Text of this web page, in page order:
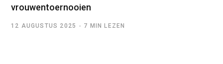
vrouwentoernooien
12 AUGUSTUS 2025 7 MIN LEZEN